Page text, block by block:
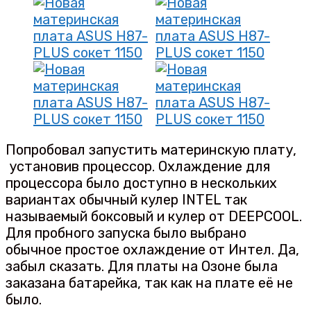
Попробовал запустить материнскую плату,
установив процессор. Охлаждение для
процессора было доступно в нескольких
вариантах обычный кулер INTEL так
называемый боксовый и кулер от DEEPCOOL.
Для пробного запуска было выбрано
обычное простое охлаждение от Интел. Да,
забыл сказать. Для платы на Озоне была
заказана батарейка, так как на плате её не
было.